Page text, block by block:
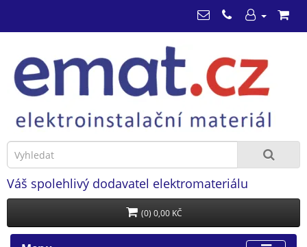
Váš spolehlivý dodavatel elektromateriálu
(0) 0,00 KČ